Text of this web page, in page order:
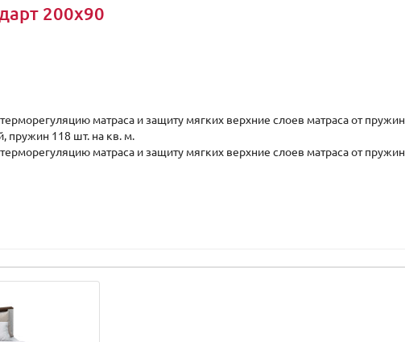
200x90
матраса и защиту мягких верхние слоев матраса от пружин
пружин 118 шт. на кв. м.
матраса и защиту мягких верхние слоев матраса от пружин